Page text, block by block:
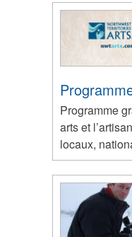
Programme
arts et
locaux,